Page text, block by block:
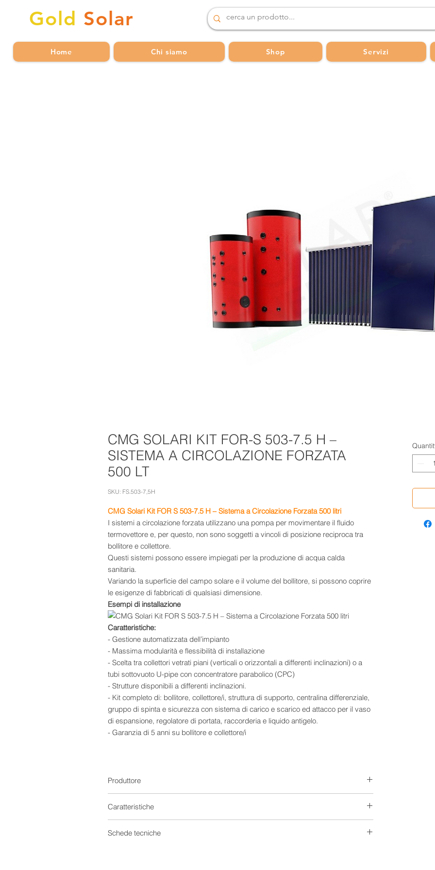
Gold Solar
Home Chi siamo Shop Servizi
CMG SOLARI KIT FOR-S 503-7.5 H –
SISTEMA A CIRCOLAZIONE FORZATA
500 LT
SKU: FS.503-7,5H
CMG Solari Kit FOR S 503-7.5 H – Sistema a Circolazione Forzata 500 litri
I sistemi a circolazione forzata utilizzano una pompa per movimentare il fluido
termovettore e, per questo, non sono soggetti a vincoli di posizione reciproca tra
bollitore e collettore.
Questi sistemi possono essere impiegati per la produzione di acqua calda
sanitaria.
Variando la superficie del campo solare e il volume del bollitore, si possono coprire
le esigenze di fabbricati di qualsiasi dimensione.
Esempi di installazione
Caratteristiche:
- Gestione automatizzata dell’impianto
- Massima modularità e flessibilità di installazione
- Scelta tra collettori vetrati piani (verticali o orizzontali a differenti inclinazioni) o a
tubi sottovuoto U-pipe con concentratore parabolico (CPC)
- Strutture disponibili a differenti inclinazioni.
- Kit completo di: bollitore, collettore/i, struttura di supporto, centralina differenziale,
gruppo di spinta e sicurezza con sistema di carico e scarico ed attacco per il vaso
di espansione, regolatore di portata, raccorderia e liquido antigelo.
- Garanzia di 5 anni su bollitore e collettore/i
ORIZZONTALE 2,5 MQ
assorbitore full plate con arpa in rame saldata al laser e trattamento altamente
Serbatoio verticale a doppio serpentino per produzione ACS con trattamento
Produttore
Caratteristiche
Solare Termico
Schede tecniche